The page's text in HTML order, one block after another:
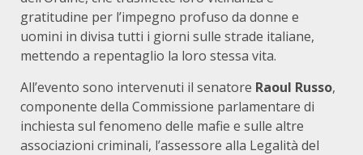
gratitudine per l’impegno profuso da donne e
uomini in divisa tutti i giorni sulle strade italiane,
mettendo a repentaglio la loro stessa vita.
All’evento sono intervenuti il senatore Raoul Russo,
componente della Commissione parlamentare di
inchiesta sul fenomeno delle mafie e sulle altre
associazioni criminali, l’assessore alla Legalità del